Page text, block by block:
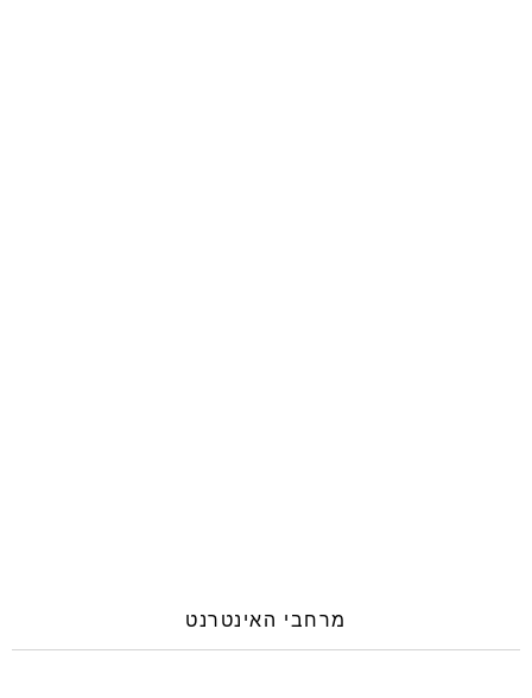
מרחבי האינטרנט